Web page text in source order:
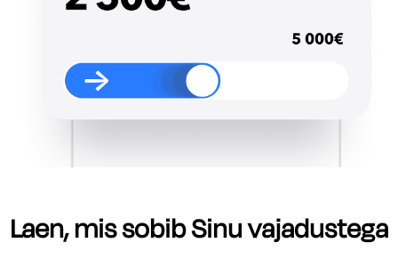
Laen, mis sobib Sinu vajadustega